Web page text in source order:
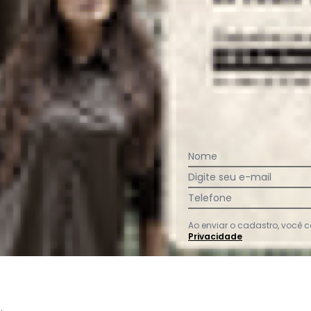
dia do mês, para o menor tamanho disponível.
da largura?
20%
73%
O que as
Curto
Nome
Digite seu e-mail
Telefone
Ao enviar o cadastro, você
Privacidade